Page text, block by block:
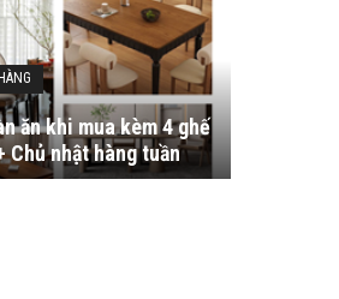
ăn khi mua kèm 4 ghế
Chủ nhật hàng tuần